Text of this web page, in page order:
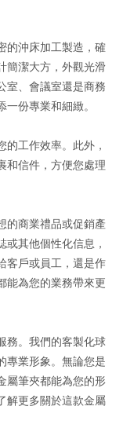
的沖床加工製造，確
簡潔大方，外觀光滑
室、會議室還是商務
份專業和細緻。
工作效率。此外，
和信件，方便您處理
的商業禮品或促銷產
其他個性化信息，
客戶或員工，還是作
能為您的業務帶來更
務。我們的客製化球
專業形象。無論您是
屬筆夾都能為您的形
解更多關於這款金屬